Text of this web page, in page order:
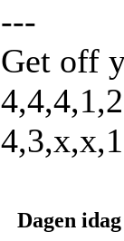
---
Get off
Dagen